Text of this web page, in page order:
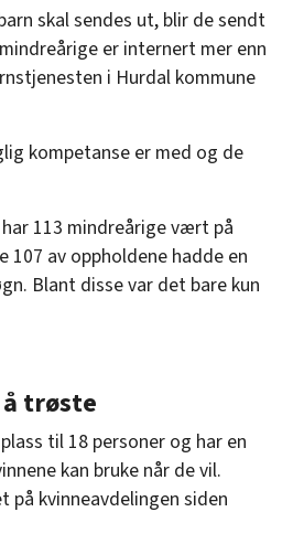
skal sendes ut, blir de sendt
er internert mer enn
i Hurdal kommune
kompetanse er med og de
113 mindreårige vært på
107 av oppholdene hadde en
Blant disse var det bare kun
trøste
til 18 personer og har en
kan bruke når de vil.
på kvinneavdelingen siden